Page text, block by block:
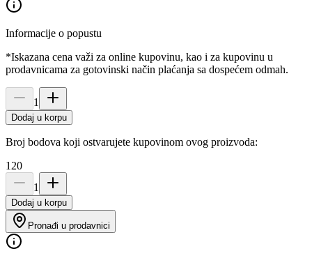
Informacije o popustu
*Iskazana cena važi za online kupovinu, kao i za kupovinu u
prodavnicama za gotovinski način plaćanja sa dospećem odmah.
1
Dodaj u korpu
Broj bodova koji ostvarujete kupovinom ovog proizvoda:
120
1
Dodaj u korpu
Pronađi u prodavnici